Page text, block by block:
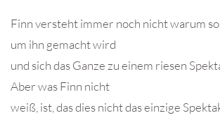
Finn versteht immer noch nicht warum
um ihn gemacht wird
und sich das Ganze zu einem riesen
Aber was Finn nicht
weiß, ist, das dies nicht das einzige